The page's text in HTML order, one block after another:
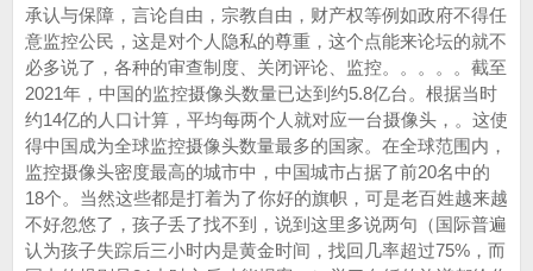
承认与保障，言论自由，宗教自由，财产权等例如政府不得任
意监控公民，这是对个人隐私的尊重，这个点能来论坛的就不
必多说了，各种的审查制度、关闭评论、监控。。。。。截至
2021年，中国的监控摄像头数量已达到约5.8亿台。根据当时
约14亿的人口计算，平均每两个人就对应一台摄像头，。这使
得中国成为全球监控摄像头数量最多的国家。在全球范围内，
监控摄像头密度最高的城市中，中国城市占据了前20名中的
18个。当然这些都是打着为了你好的旗帜，可是老百姓越来越
不好忽悠了，孩子丢了找不到，说到这里多说两句（国际普遍
认为孩子失踪后三小时内是黄金时间，找回几率超过75%，而